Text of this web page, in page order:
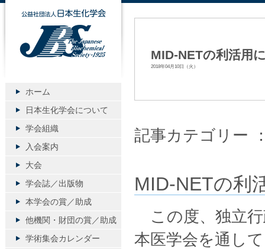
MID-NETの利活用
2018年04月10日（火）
記事カテゴリー
MID-NETの利
この度、独立行
本医学会を通し
公益社団法人日本生化学会
ホーム
日本生化学会について
学会組織
入会案内
大会
学会誌／出版物
本学会の賞／助成
他機関・財団の賞／助成
学術集会カレンダー